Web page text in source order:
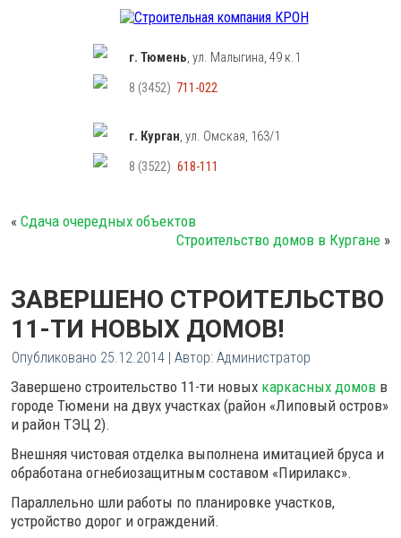
г. Тюмень, ул. Малыгина, 49 к.1
8 (3452) 711-022
г. Курган, ул. Омская, 163/1
8 (3522) 618-111
« Сдача очередных объектов
Строительство домов в Кургане »
ЗАВЕРШЕНО СТРОИТЕЛЬСТВО
11-ТИ НОВЫХ ДОМОВ!
Опубликовано 25.12.2014 | Автор: Администратор
Завершено строительство 11-ти новых каркасных домов в
городе Тюмени на двух участках (район «Липовый остров»
и район ТЭЦ 2).
Внешняя чистовая отделка выполнена имитацией бруса и
обработана огнебиозащитным составом «Пирилакс».
Параллельно шли работы по планировке участков,
устройство дорог и ограждений.